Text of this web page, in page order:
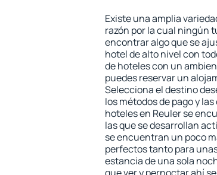
Existe una amplia
razón por la cual ningún
encontrar algo que se
hotel de alto nivel con
de hoteles con un
puedes reservar un
Selecciona el destino
los métodos de pago y
hoteles en Reuler se
las que se desarrollan
se encuentran un poco
perfectos tanto para
estancia de una sola